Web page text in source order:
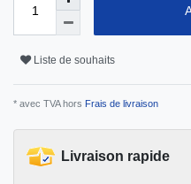
Liste de souhaits
* avec TVA hors Frais de livraison
Livraison rapide